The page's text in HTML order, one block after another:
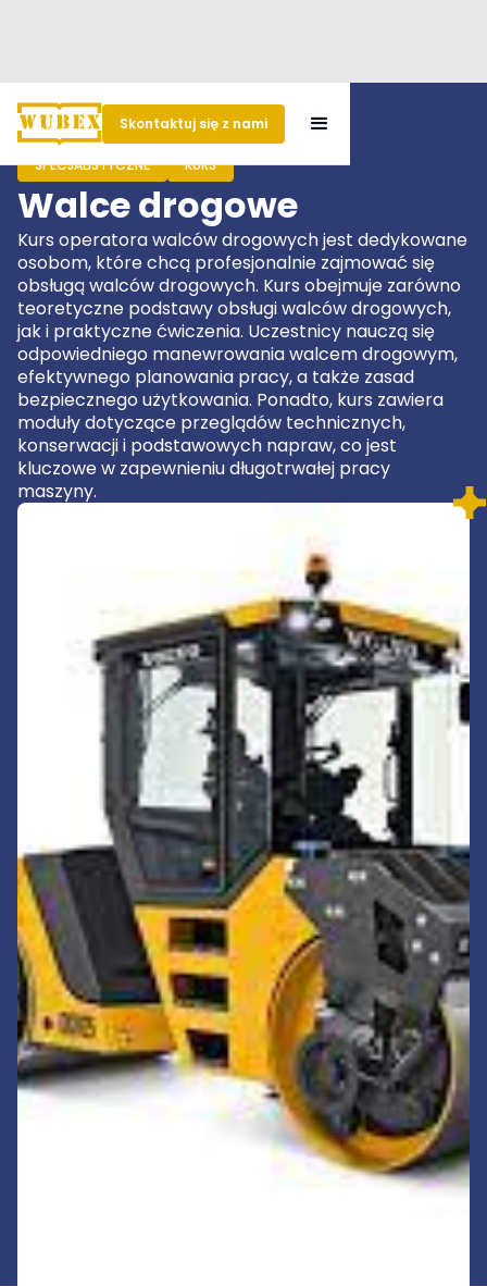
Skontaktuj się z nami
SPECJALISTYCZNE KURS
Walce drogowe
Kurs operatora walców drogowych jest dedykowane
osobom, które chcą profesjonalnie zajmować się
obsługą walców drogowych. Kurs obejmuje zarówno
teoretyczne podstawy obsługi walców drogowych,
jak i praktyczne ćwiczenia. Uczestnicy nauczą się
odpowiedniego manewrowania walcem drogowym,
efektywnego planowania pracy, a także zasad
bezpiecznego użytkowania. Ponadto, kurs zawiera
moduły dotyczące przeglądów technicznych,
konserwacji i podstawowych napraw, co jest
kluczowe w zapewnieniu długotrwałej pracy
maszyny.